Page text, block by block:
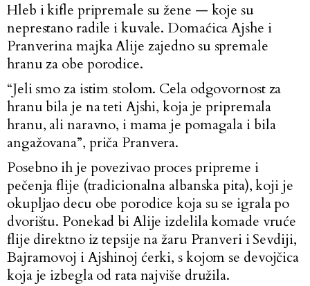
Hleb i kifle pripremale su žene — koje su
neprestano radile i kuvale. Domaćica Ajshe i
Pranverina majka Alije zajedno su spremale
hranu za obe porodice.
“Jeli smo za istim stolom. Cela odgovornost za
hranu bila je na teti Ajshi, koja je pripremala
hranu, ali naravno, i mama je pomagala i bila
angažovana”, priča Pranvera.
Posebno ih je povezivao proces pripreme i
pečenja flije (tradicionalna albanska pita), koji je
okupljao decu obe porodice koja su se igrala po
dvorištu. Ponekad bi Alije izdelila komade vruće
flije direktno iz tepsije na žaru Pranveri i Sevdiji,
Bajramovoj i Ajshinoj ćerki, s kojom se devojčica
koja je izbegla od rata najviše družila.